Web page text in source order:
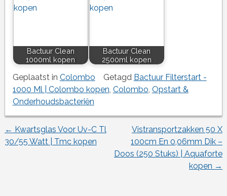
Bactuur Clean
1000ml kopen
Bactuur Clean
2500ml kopen
Geplaatst in Colombo Getagd Bactuur Filterstart -
1000 Ml | Colombo kopen Colombo Opstart &
Onderhoudsbacteriën
Berichtnavigatie
← Kwartsglas Voor Uv-C Tl
30/55 Watt | Tmc kopen
Vistransportzakken 50 X
100cm En 0,06mm Dik –
Doos (250 Stuks) | Aquaforte
kopen →